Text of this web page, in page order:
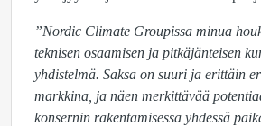
”Nordic Climate Groupissa minua
teknisen osaamisen ja pitkäjänteisen
yhdistelmä. Saksa on suuri ja erittäin
markkina, ja näen merkittävää
konsernin rakentamisessa yhdessä